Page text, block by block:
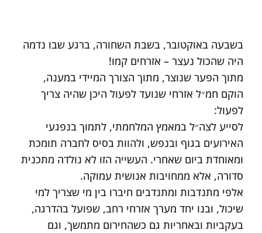
בשבעה באוקטובר, בשבת השחורה, ברגע שבו נדמה
היה שהכול נעצר – אזרחים קמו!
מתוך הפער שנוצר, מתוך הצורך המיידי במענה,
הוקם חמ״ל אזרחי שנועד לפעול היכן שהיה צריך
לפעול:
לסייע לצה״ל במאמץ המלחמתי, לתמוך בנפגעי
האירועים בגוף ובנפש, ולהוות בסיס לחברה תומכת
ומאוחדת ביום שאחרי. העשייה הזו לא נולדה מתכנית
סדורה, אלא ממחויבות אנושית עמוקה.
אלפי מתנדבות ומתנדבים חיברו בין מי שצריך למי
שיכול, ובנו יחד מערך אזרחי רחב, שפועל בהדרגה,
בעקביות ובאחריות גם כשהחירום מתמשך, וגם